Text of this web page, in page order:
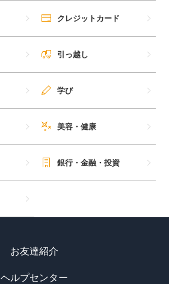
クレジットカード
引っ越し
学び
美容・健康
銀行・金融・投資
お友達紹介
ヘルプセンター